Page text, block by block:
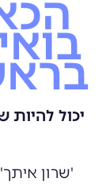
בראש
יכול להיות
'שרון